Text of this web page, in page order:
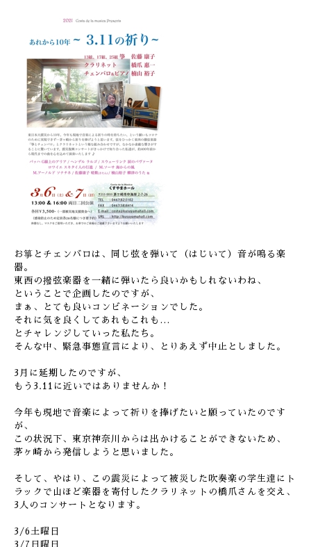
お箏とチェンバロは、同じ弦を弾いて（はじいて）音が鳴る楽
器。
東西の撥弦楽器を一緒に弾いたら良いかもしれないわね、
ということで企画したのですが、
まぁ、とても良いコンビネーションでした。
それに気を良くしてあれもこれも…
とチャレンジしていった私たち。
そんな中、緊急事態宣言により、とりあえず中止としました。
3月に延期したのですが、
もう3.11に近いではありませんか！
今年も現地で音楽によって祈りを捧げたいと願っていたのです
が、
この状況下、東京神奈川からは出かけることができないため、
茅ヶ崎から発信しようと思いました。
そして、やはり、この震災によって被災した吹奏楽の学生達にト
ラックで山ほど楽器を寄付したクラリネットの橋爪さんを交え、
3人のコンサートとなります。
3/6土曜日
3/7日曜日